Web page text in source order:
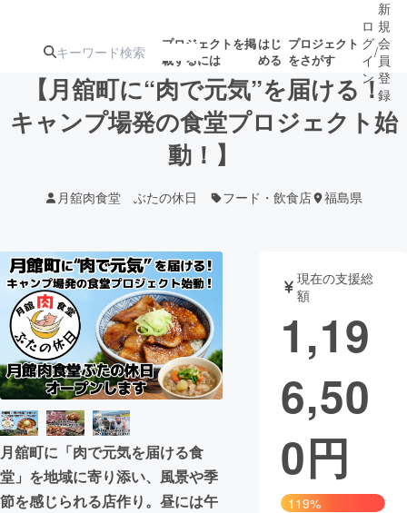
プロジェクトを掲
載するには
はじ
める
プロジェクト
をさがす
注目の新着プロ 募集終了が近いプ
テクノロジー・ガジェット
映像・映画 書籍・雑誌
ビジネス・起業 チャレンジ
まちづくり・地域活性化
CAMPFIRE for Social Good
CAMPFIRE Creation
ロ
グ
イ
ン
/
新
規
会
員
登
録
【月舘町に“肉で元気”を届ける！
キャンプ場発の食堂プロジェクト始
動！】
月舘肉食堂 ぶたの休日 フード・飲食店 福島県
月舘町に「肉で元気を届ける食
堂」を地域に寄り添い、風景や季
節を感じられる店作り。昼には午
現在の支援総
額
1,19
6,50
0円
119%